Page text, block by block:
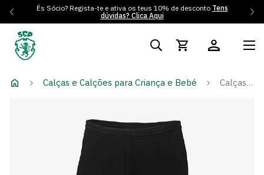
És Sócio? Regista-te e ativa os teus 10% de desconto Tens
dúvidas? Clica Aqui
Calças e Calções para Criança e Bebé Calças Algodão Preto - Criança